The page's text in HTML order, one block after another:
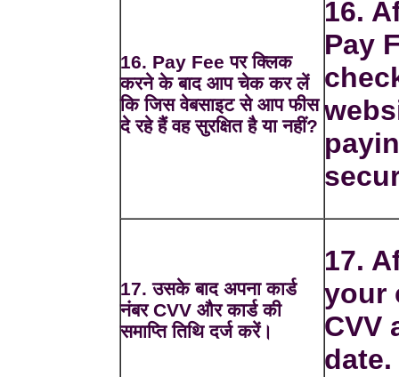
16. Pay Fee पर क्लिक
करने के बाद आप चेक कर लें
कि जिस वेबसाइट से आप फीस
दे रहे हैं वह सुरक्षित है या नहीं?
16.
Pay
17. उसके बाद अपना कार्ड
नंबर CVV और कार्ड की
समाप्ति तिथि दर्ज करें।
17.
your
CVV
date.